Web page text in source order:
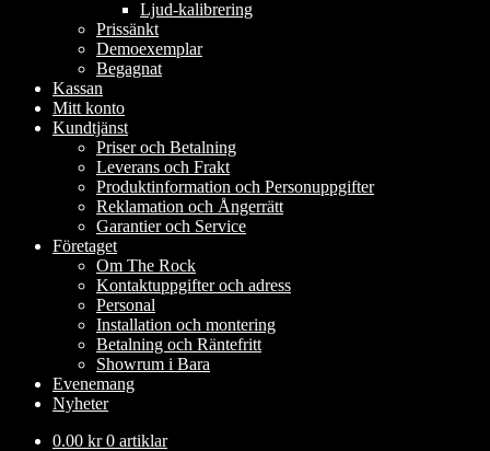
Ljud-kalibrering
Prissänkt
Demoexemplar
Begagnat
Kassan
Mitt konto
Kundtjänst
Priser och Betalning
Leverans och Frakt
Produktinformation och Personuppgifter
Reklamation och Ångerrätt
Garantier och Service
Företaget
Om The Rock
Kontaktuppgifter och adress
Personal
Installation och montering
Betalning och Räntefritt
Showrum i Bara
Evenemang
Nyheter
0.00 kr 0 artiklar